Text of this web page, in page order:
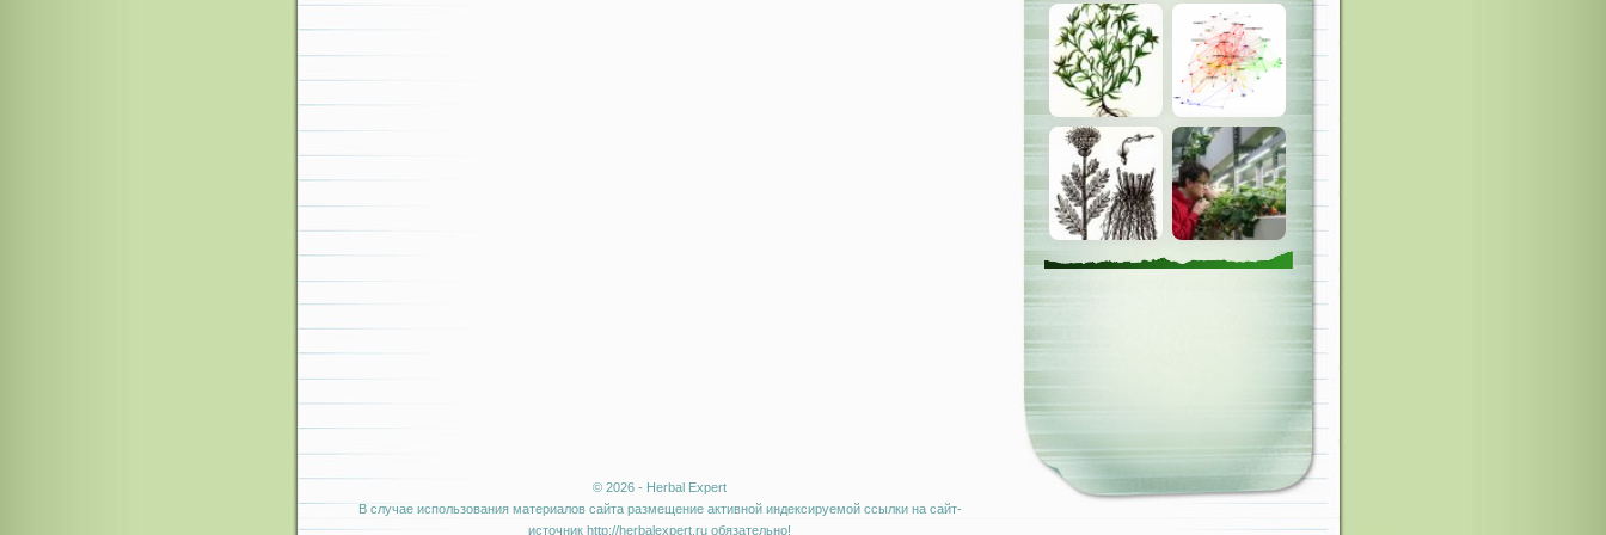
© 2026 - Herbal Expert
В случае использования материалов сайта размещение активной индексируемой ссылки на сайт-
источник http://herbalexpert.ru обязательно!